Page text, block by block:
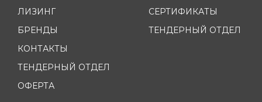
ЛИЗИНГ
БРЕНДЫ
КОНТАКТЫ
ТЕНДЕРНЫЙ ОТДЕЛ
ОФЕРТА
СЕРТИФИКАТЫ
ТЕНДЕРНЫЙ ОТДЕЛ